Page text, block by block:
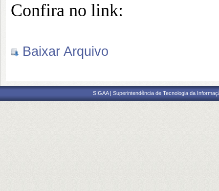
Confira no link:
Baixar Arquivo
SIGAA | Superintendência de Tecnologia da